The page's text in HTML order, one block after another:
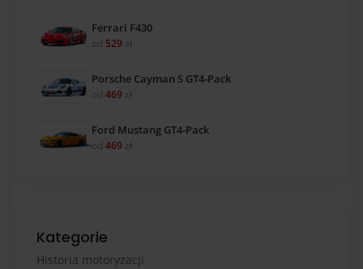
Ferrari F430
od 529 zł
Porsche Cayman S GT4-Pack
od 469 zł
Ford Mustang GT4-Pack
od 469 zł
Kategorie
Historia motoryzacji